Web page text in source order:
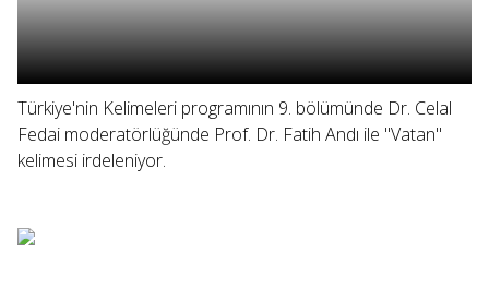
Türkiye'nin Kelimeleri programının 9. bölümünde Dr. Celal
Fedai moderatörlüğünde Prof. Dr. Fatih Andı ile "Vatan"
kelimesi irdeleniyor.